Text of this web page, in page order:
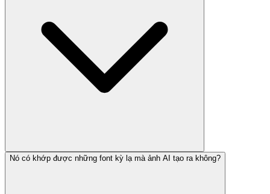
Nó có khớp được những font kỳ lạ mà ảnh AI tạo ra không?